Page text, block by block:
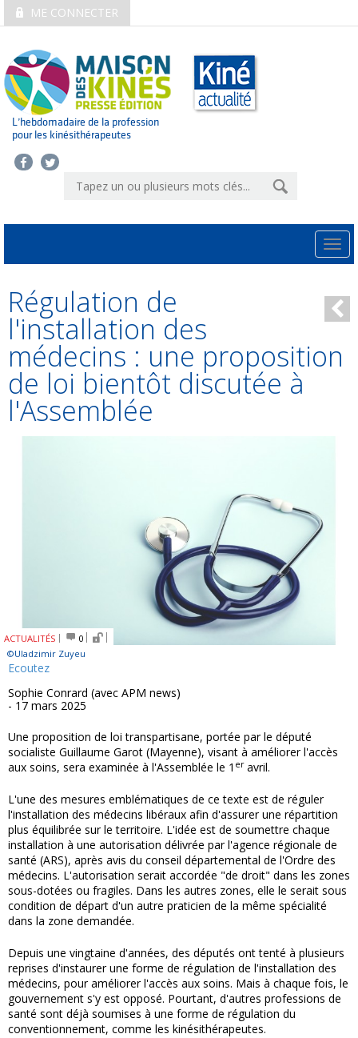
ME CONNECTER
L’hebdomadaire de la profession
pour les kinésithérapeutes
Régulation de
l'installation des
médecins : une proposition
de loi bientôt discutée à
l'Assemblée
ACTUALITÉS
0
©Uladzimir Zuyeu
Ecoutez
Sophie Conrard (avec APM news)
- 17 mars 2025
Une proposition de loi transpartisane, portée par le député
socialiste Guillaume Garot (Mayenne), visant à améliorer l'accès
aux soins, sera examinée à l'Assemblée le 1 eravril.
L'une des mesures emblématiques de ce texte est de réguler
l'installation des médecins libéraux afin d'assurer une répartition
plus équilibrée sur le territoire. L'idée est de soumettre chaque
installation à une autorisation délivrée par l'agence régionale de
santé (ARS), après avis du conseil départemental de l'Ordre des
médecins. L'autorisation serait accordée "de droit" dans les zones
sous-dotées ou fragiles. Dans les autres zones, elle le serait sous
condition de départ d'un autre praticien de la même spécialité
dans la zone demandée.
Depuis une vingtaine d'années, des députés ont tenté à plusieurs
reprises d'instaurer une forme de régulation de l'installation des
médecins, pour améliorer l'accès aux soins. Mais à chaque fois, le
gouvernement s'y est opposé. Pourtant, d'autres professions de
santé sont déjà soumises à une forme de régulation du
conventionnement, comme les kinésithérapeutes.